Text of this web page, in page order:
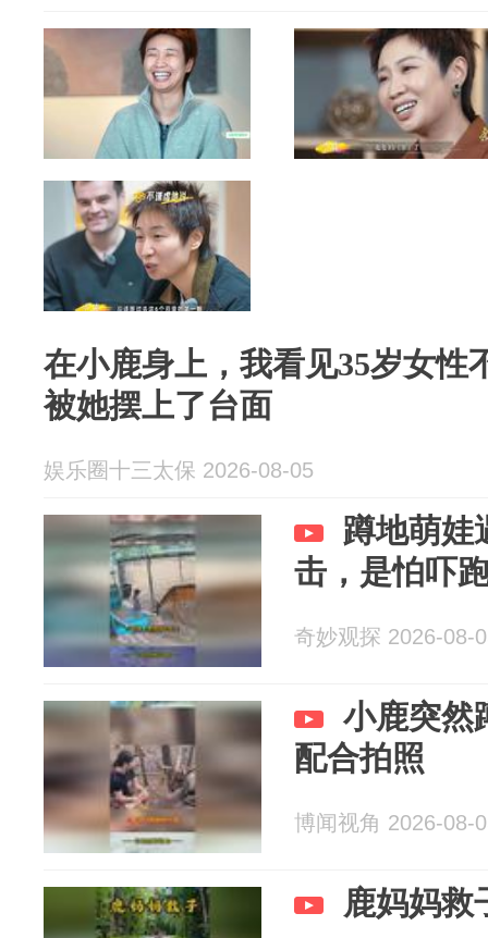
在小鹿身上，我看见35岁女性
被她摆上了台面
娱乐圈十三太保 2026-08-05
蹲地萌娃
击，是怕吓
奇妙观探 2026-08-
小鹿突然
配合拍照
博闻视角 2026-08-
鹿妈妈救